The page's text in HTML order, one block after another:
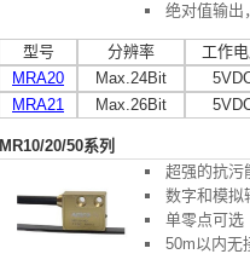
绝对值输出
型号 分辨率
工作
MRA20
Max.24Bit
MRA21
Max.26Bit
MR10/20/50系列
超强的抗污
数字和模拟
单零点可选
50m以内无